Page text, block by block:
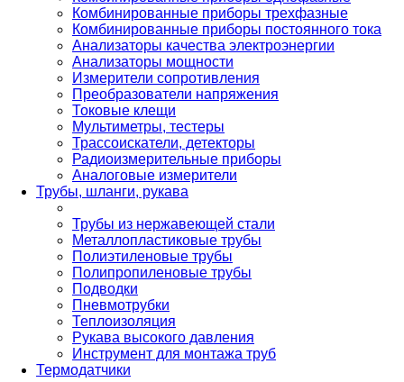
Комбинированные приборы трехфазные
Комбинированные приборы постоянного тока
Анализаторы качества электроэнергии
Анализаторы мощности
Измерители сопротивления
Преобразователи напряжения
Токовые клещи
Мультиметры, тестеры
Трассоискатели, детекторы
Радиоизмерительные приборы
Аналоговые измерители
Трубы, шланги, рукава
Трубы из нержавеющей стали
Металлопластиковые трубы
Полиэтиленовые трубы
Полипропиленовые трубы
Подводки
Пневмотрубки
Теплоизоляция
Рукава высокого давления
Инструмент для монтажа труб
Термодатчики